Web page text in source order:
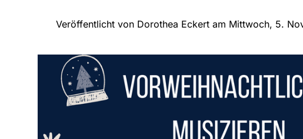
Veröffentlicht von Dorothea Eckert am Mittwoch, 5.